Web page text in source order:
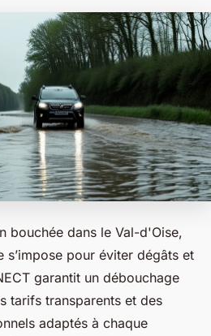
bouchée dans le Val-d'Oise,
s’impose pour éviter dégâts et
garantit un débouchage
tarifs transparents et des
adaptés à chaque